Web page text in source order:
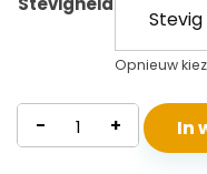
Opnieuw
Pocketvering
Matras
- + In